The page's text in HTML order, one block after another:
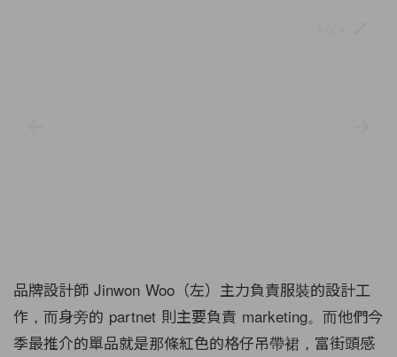
品牌設計師 Jinwon Woo（左）主力負責服裝的設計工
作，而身旁的 partnet 則主要負責 marketing。而他們今
季最推介的單品就是那條紅色的格仔吊帶裙，富街頭感